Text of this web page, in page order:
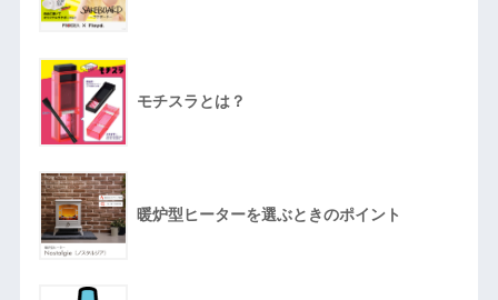
モチスラとは？
暖炉型ヒーターを選ぶときのポイント